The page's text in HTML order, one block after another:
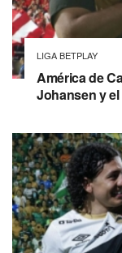
LIGA BETPLAY
América de
Johansen y